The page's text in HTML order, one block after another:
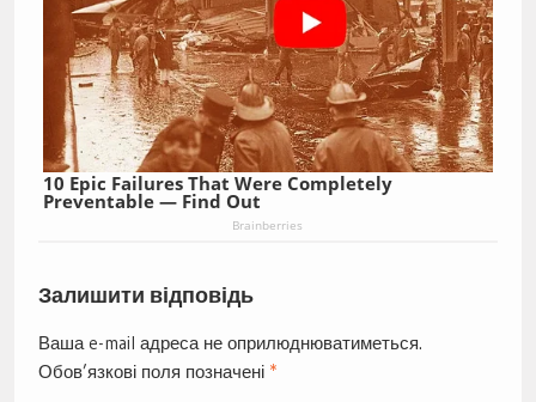
10 Epic Failures That Were Completely
Preventable — Find Out
Brainberries
Залишити відповідь
Ваша e-mail адреса не оприлюднюватиметься.
Обов’язкові поля позначені *